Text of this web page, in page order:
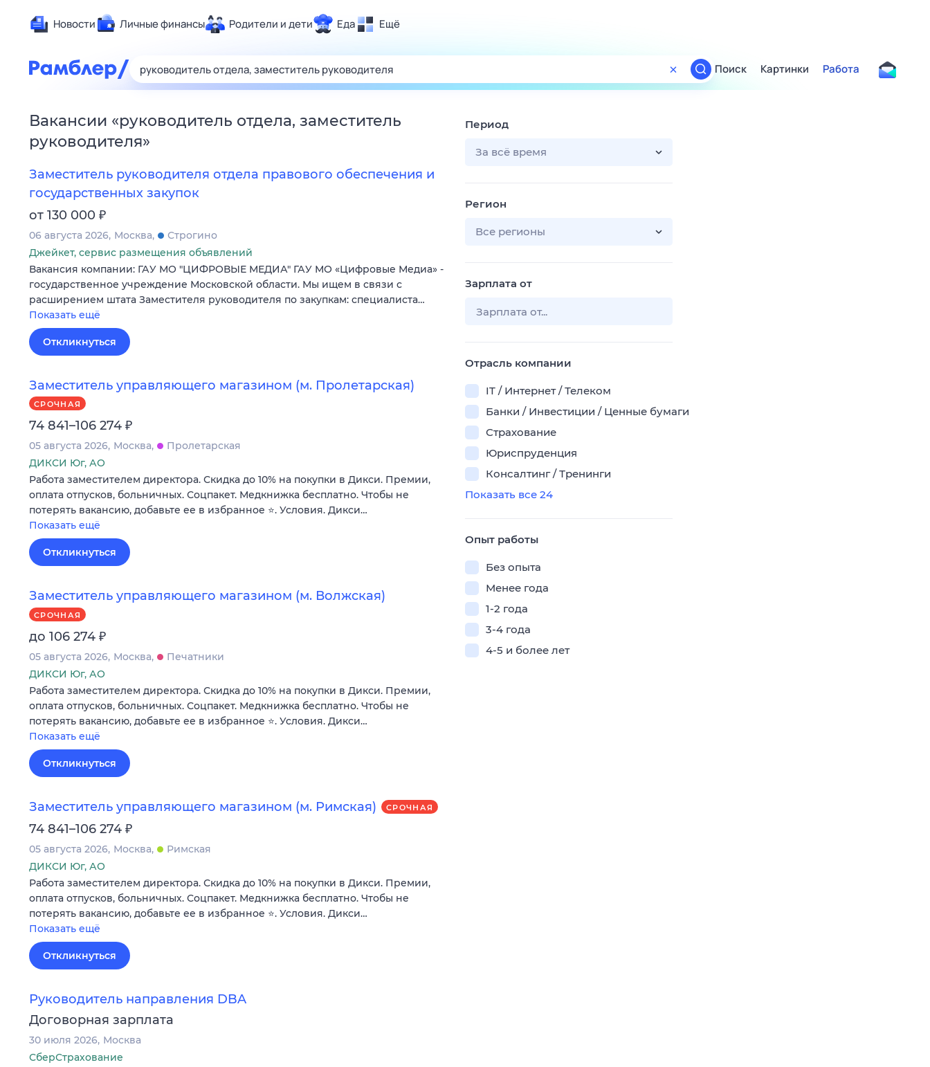
Новости Личные финансы Родители и дети Еда Ещё
Здоровье
Развлечения и отдых
Спорт
Авто
Поиск
ТВ-программа
Поиск Картинки Работа
Вакансии «руководитель отдела, заместитель
руководителя»
Заместитель руководителя отдела правового обеспечения и
государственных закупок
от 130 000 ₽
06 августа 2026 Москва
Строгино
Джейкет, сервис размещения объявлений
Вакансия компании: ГАУ МО "ЦИФРОВЫЕ МЕДИА" ГАУ МО «Цифровые Медиа» -
государственное учреждение Московской области. Мы ищем в связи с
расширением штата Заместителя руководителя по закупкам: специалиста…
Показать ещё
Откликнуться
Заместитель управляющего магазином (м. Пролетарская)
СРОЧНАЯ
74 841–106 274 ₽
05 августа 2026 Москва
Пролетарская
ДИКСИ Юг, АО
Работа заместителем директора. Скидка до 10% на покупки в Дикси. Премии,
оплата отпусков, больничных. Соцпакет. Медкнижка бесплатно. Чтобы не
потерять вакансию, добавьте ее в избранное ⭐. Условия. Дикси…
Показать ещё
Откликнуться
Заместитель управляющего магазином (м. Волжская)
СРОЧНАЯ
до 106 274 ₽
05 августа 2026 Москва
Печатники
ДИКСИ Юг, АО
Работа заместителем директора. Скидка до 10% на покупки в Дикси. Премии,
оплата отпусков, больничных. Соцпакет. Медкнижка бесплатно. Чтобы не
потерять вакансию, добавьте ее в избранное ⭐. Условия. Дикси…
Показать ещё
Откликнуться
Заместитель управляющего магазином (м. Римская) СРОЧНАЯ
74 841–106 274 ₽
05 августа 2026 Москва
Римская
ДИКСИ Юг, АО
Работа заместителем директора. Скидка до 10% на покупки в Дикси. Премии,
оплата отпусков, больничных. Соцпакет. Медкнижка бесплатно. Чтобы не
потерять вакансию, добавьте ее в избранное ⭐. Условия. Дикси…
Показать ещё
Откликнуться
Руководитель направления DBA
Договорная зарплата
30 июля 2026 Москва
СберСтрахование
Период
За всё время
Регион
Все регионы
Зарплата от
Отрасль компании
IT / Интернет / Телеком
Банки / Инвестиции / Ценные бумаги
Страхование
Юриспруденция
Консалтинг / Тренинги
Показать все 24
Опыт работы
Без опыта
Менее года
1-2 года
3-4 года
4-5 и более лет